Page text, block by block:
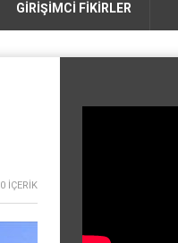
GİRİŞİMCİ FİKİRLER
0 İÇERIK